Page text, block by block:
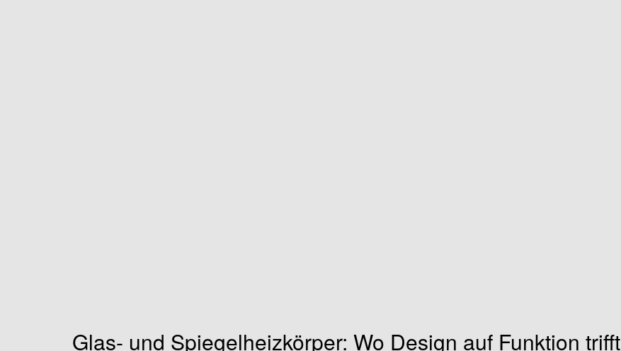
Glas- und Spiegelheizkörper: Wo Design auf Funktion trifft